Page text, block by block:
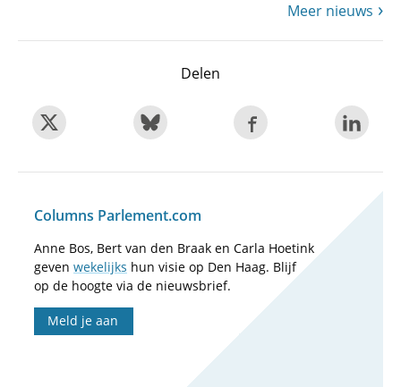
Meer nieuws
Delen
Columns Parlement.com
Anne Bos, Bert van den Braak en Carla Hoetink
geven wekelijks hun visie op Den Haag. Blijf
op de hoogte via de nieuwsbrief.
Meld je aan